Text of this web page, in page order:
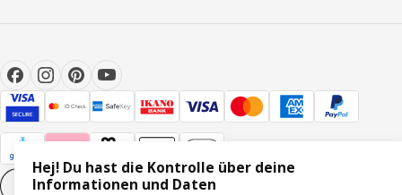
Cookie-Einstellungen
Hej! Du hast die Kontrolle über deine
Informationen und Daten